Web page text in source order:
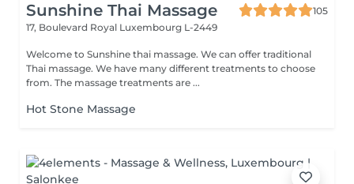
Sunshine Thai Massage
105
17, Boulevard Royal Luxembourg L-2449
Welcome to Sunshine thai massage. We can offer traditional
Thai massage. We have many different treatments to choose
from. The massage treatments are ...
Hot Stone Massage